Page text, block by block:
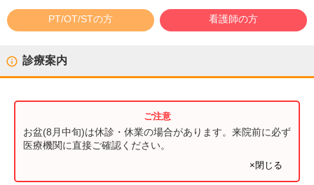
PT/OT/STの方 看護師の方
診療案内
お盆(8月中旬)は休診・休業の場合があります。来院前に必ず
医療機関に直接ご確認ください。
×閉じる